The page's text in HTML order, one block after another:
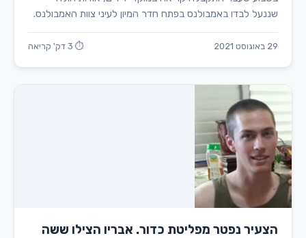
שננעל לבדו באמבולנס בפתח חדר המיון לעיני צוות האמבולנס.
29 באוגוסט 2021 ⏱ 3 דק' קריאה
הצעיר נפטר מפליטת כדור. אבריו הצילו ששה